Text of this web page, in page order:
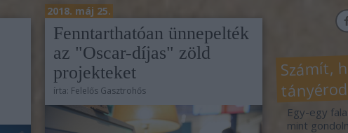
2018. máj 25.
Fenntarthatóan ünnepelték
az "Oscar-díjas" zöld
projekteket
írta: Felelős Gasztrohős
Számít,
Egy-egy
mint